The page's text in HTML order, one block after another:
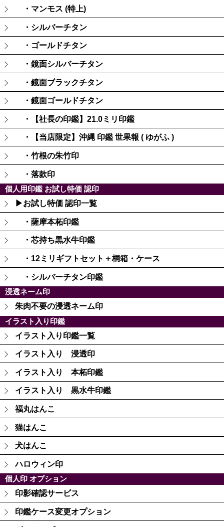
・マンモス (特上)
・シルバーチタン
・ゴールドチタン
・鏡面シルバーチタン
・鏡面ブラックチタン
・鏡面ゴールドチタン
・【社長の印鑑】21.0ミリ印鑑
・【当店限定】沖縄 印鑑 世果報 ( ゆがふ )
・竹根の朱竹印
・落款印
個人用印鑑 お試し特価 認印
▶お試し特価 認印一覧
・薩摩本柘印鑑
・芯持ち黒水牛印鑑
・12ミリギフトセット＋桐箱・ケース
・シルバーチタン印鑑
浸透ネーム印
朱肉不要の浸透ネーム印
イラスト入り印鑑
イラスト入り印鑑一覧
イラスト入り 浸透印
イラスト入り 本柘印鑑
イラスト入り 黒水牛印鑑
福丸はんこ
猫はんこ
犬はんこ
ハロウィン印
個人印 オプション
印影確認サービス
印鑑ケース変更オプション